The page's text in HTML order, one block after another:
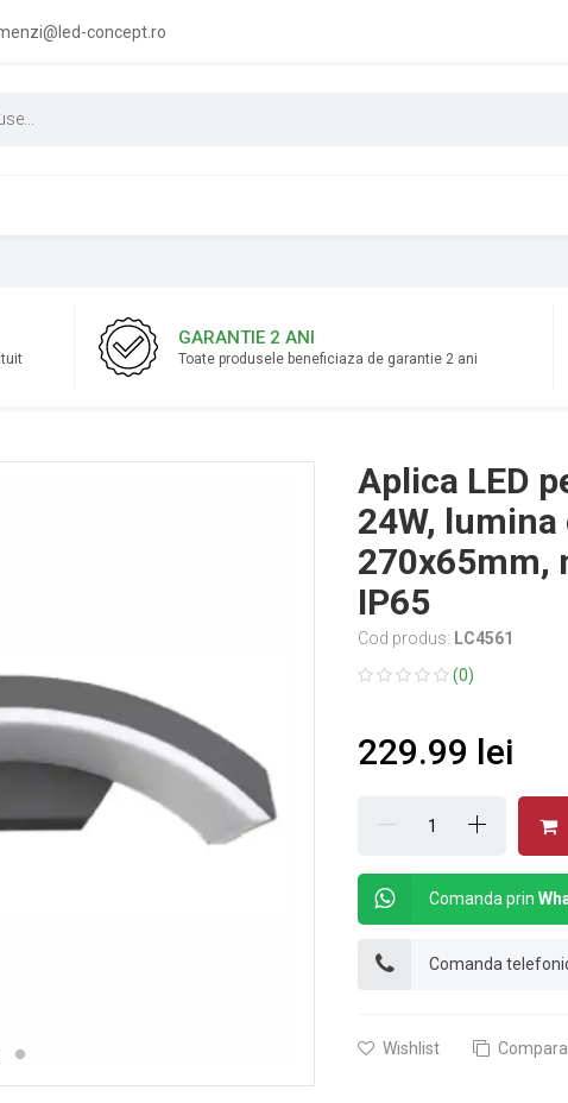
concept.ro
GARANTIE 2 ANI
Toate produsele beneficiaza de garantie 2 ani
Aplica LED
24W,
270x65mm,
IP65
Cod produs: LC4561
(0)
229.99 lei
Comanda prin
Comanda
Wishlist Compara